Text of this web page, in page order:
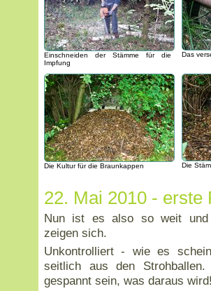
Einschneiden der Stämme für die
Impfung
Das
Die Kultur für die Braunkappen Die
22. Mai 2010 - erste
Nun ist es also so weit
zeigen sich.
Unkontrolliert - wie es
seitlich aus den
gespannt sein, was daraus